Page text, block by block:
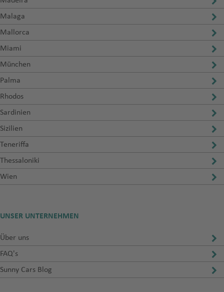
Malaga
Mallorca
Miami
München
Palma
Rhodos
Sardinien
Sizilien
Teneriffa
Thessaloniki
Wien
UNSER UNTERNEHMEN
Über uns
FAQ's
Sunny Cars Blog